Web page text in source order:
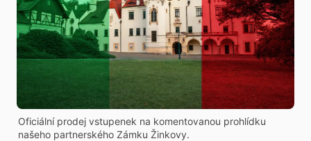
Oficiální prodej vstupenek na komentovanou prohlídku
našeho partnerského Zámku Žinkovy.